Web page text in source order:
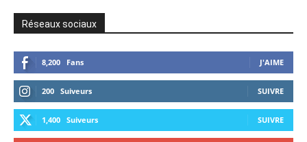
Réseaux sociaux
8,200 Fans J'AIME
200 Suiveurs SUIVRE
1,400 Suiveurs SUIVRE